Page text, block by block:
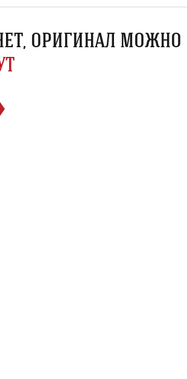
ОРИГИНАЛ МОЖНО